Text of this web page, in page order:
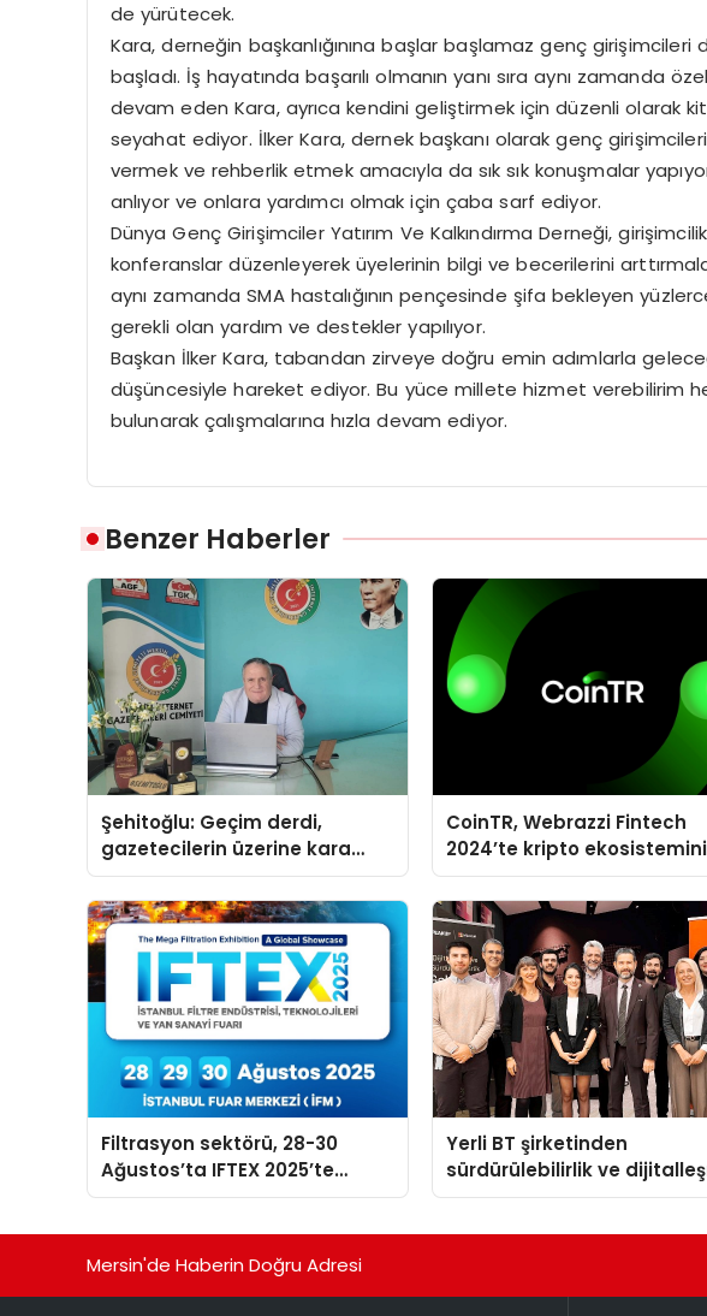
de yürütecek.
Kara, derneğin başkanlığınına başlar başlamaz genç girişimcileri
başladı. İş hayatında başarılı olmanın yanı sıra aynı zamanda
devam eden Kara, ayrıca kendini geliştirmek için düzenli olarak
seyahat ediyor. İlker Kara, dernek başkanı olarak genç
vermek ve rehberlik etmek amacıyla da sık sık konuşmalar
anlıyor ve onlara yardımcı olmak için çaba sarf ediyor.
Dünya Genç Girişimciler Yatırım Ve Kalkındırma Derneği,
konferanslar düzenleyerek üyelerinin bilgi ve becerilerini
aynı zamanda SMA hastalığının pençesinde şifa bekleyen
gerekli olan yardım ve destekler yapılıyor.
Başkan İlker Kara, tabandan zirveye doğru emin adımlarla
düşüncesiyle hareket ediyor. Bu yüce millete hizmet verebilirim
bulunarak çalışmalarına hızla devam ediyor.
Benzer Haberler
Şehitoğlu: Geçim derdi,
gazetecilerin üzerine kara
basan gibi çökmüştür!
CoinTR, Webrazzi Fintech
2024’te kripto
tanınan isimlerini
Filtrasyon sektörü, 28-30
Ağustos’ta IFTEX 2025’te
buluşacak
Yerli BT şirketinden
sürdürülebilirlik ve
odaklı özel etkinlik
Mersin'de Haberin Doğru Adresi